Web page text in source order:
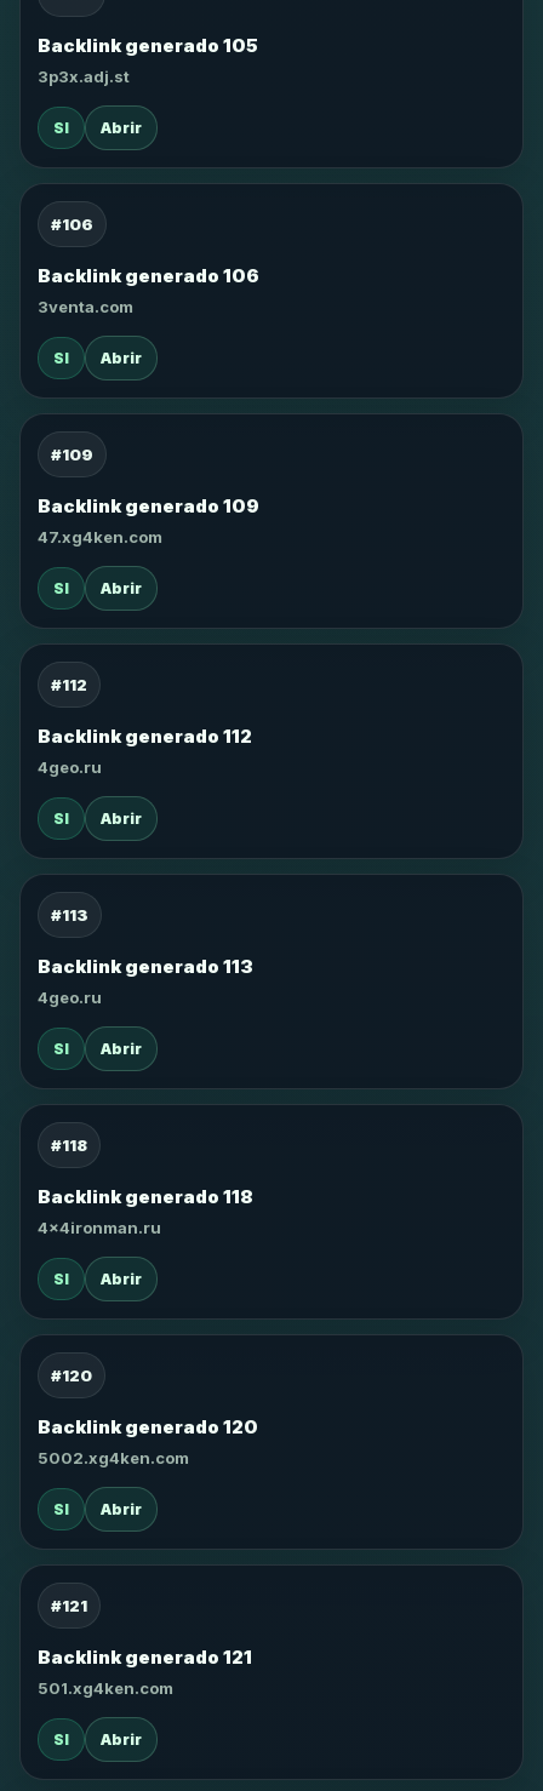
Backlink generado 105
3p3x.adj.st
SI Abrir
#106
Backlink generado 106
3venta.com
SI Abrir
#109
Backlink generado 109
47.xg4ken.com
SI Abrir
#112
Backlink generado 112
4geo.ru
SI Abrir
#113
Backlink generado 113
4geo.ru
SI Abrir
#118
Backlink generado 118
4x4ironman.ru
SI Abrir
#120
Backlink generado 120
5002.xg4ken.com
SI Abrir
#121
Backlink generado 121
501.xg4ken.com
SI Abrir